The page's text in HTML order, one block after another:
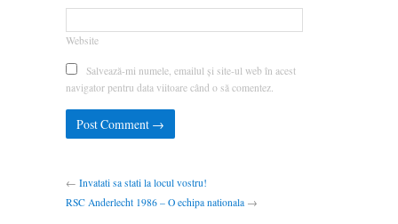
Website
Salvează-mi numele, emailul și site-ul web în acest
navigator pentru data viitoare când o să comentez.
← Invatati sa stati la locul vostru!
RSC Anderlecht 1986 – O echipa nationala →